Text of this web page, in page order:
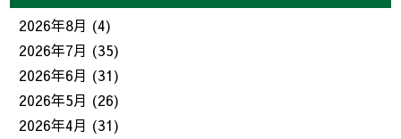
2026年8月 (4)
2026年7月 (35)
2026年6月 (31)
2026年5月 (26)
2026年4月 (31)